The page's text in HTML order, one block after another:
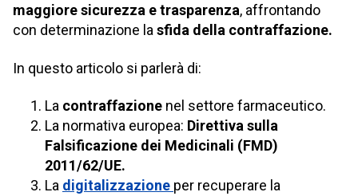
maggiore sicurezza e trasparenza, affrontando
con determinazione lasfida della contraffazione.
In questo articolo si parlerà di:
La contraffazione nel settore farmaceutico.
La normativa europea: Direttiva sulla
Falsificazione dei Medicinali (FMD)
2011/62/UE.
La digitalizzazione per recuperare la